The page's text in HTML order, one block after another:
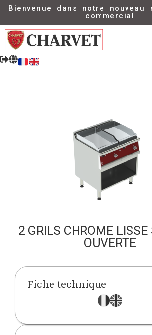
Bienvenue dans notre nouveau
commercial
2 GRILS CHROME LISSE
OUVERTE
Fiche technique